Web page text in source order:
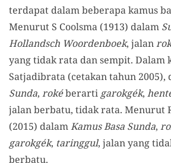
terdapat dalam beberapa kamus
Menurut S Coolsma (1913) dalam
Hollandsch Woordenboek, jalan
yang tidak rata dan sempit. Dalam
Satjadibrata (cetakan tahun 2005),
Sunda, rokéberarti garokgék,
jalan berbatu, tidak rata. Menurut
(2015) dalamKamus Basa Sunda,
garokgék, taringgul, jalan yang
berbatu.